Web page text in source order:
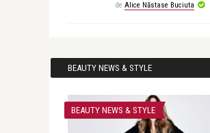
de Alice Năstase Buciuta
BEAUTY NEWS & STYLE
BEAUTY NEWS & STYLE